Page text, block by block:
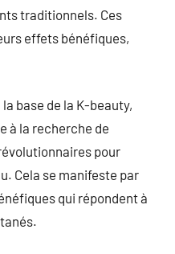
traditionnels. Ces
effets bénéfiques,
base de la K-beauty,
à la recherche de
pour
Cela se manifeste par
qui répondent à